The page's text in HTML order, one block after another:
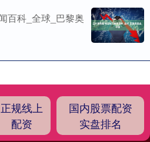
百科_全球_巴黎奥
正规线上
配资
国内股票配资
实盘排名